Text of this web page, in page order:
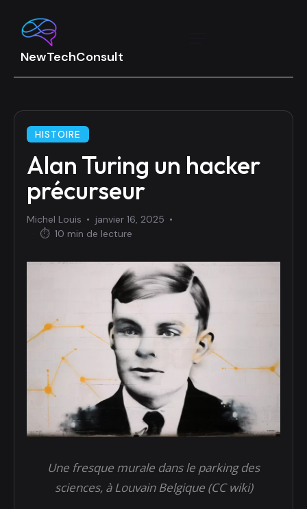
HISTOIRE
Alan Turing un hacker
précurseur
Michel Louis
janvier 16, 2025
· ⏱ 10 min de lecture
Une fresque murale dans le parking des
sciences, à Louvain Belgique (CC wiki)